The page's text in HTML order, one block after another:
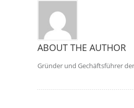
ABOUT THE AUTHOR
Gründer und Gechäftsführer